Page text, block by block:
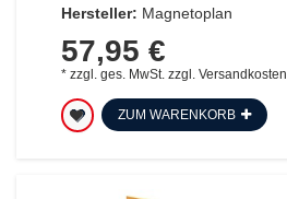
Hersteller: Magnetoplan
57,95 €
* zzgl. ges. MwSt. zzgl. Versandkosten
ZUM WARENKORB